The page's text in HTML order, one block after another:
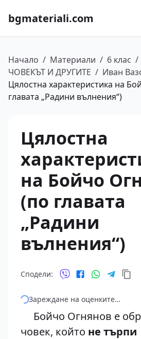
bgmateriali.com
Начало / Материали / 6 клас /
ЧОВЕКЪТ И ДРУГИТЕ / Иван
Цялостна характеристика на
главата „Радини вълнения“)
Цялостна
на Бойчо
(по главата
„Радини
вълнения“)
Сподели:
Зареждане на оценките…
Бойчо Огнянов е
човек, който не търпи